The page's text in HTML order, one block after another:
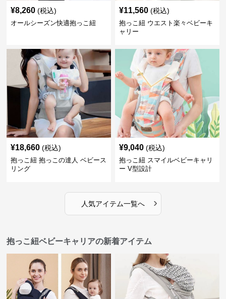
¥8,260 (税込)
オールシーズン快適抱っこ紐
¥11,560 (税込)
抱っこ紐 ウエスト楽々ベビーキ
ャリー
¥18,660 (税込)
抱っこ紐 抱っこの達人 ベビース
リング
¥9,040 (税込)
抱っこ紐 スマイルベビーキャリ
ー V型設計
人気アイテム一覧へ ›
抱っこ紐ベビーキャリアの新着アイテム